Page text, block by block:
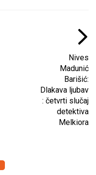
Nives
Madunić
Barišić:
Dlakava ljubav
: četvrti slučaj
detektiva
Melkiora